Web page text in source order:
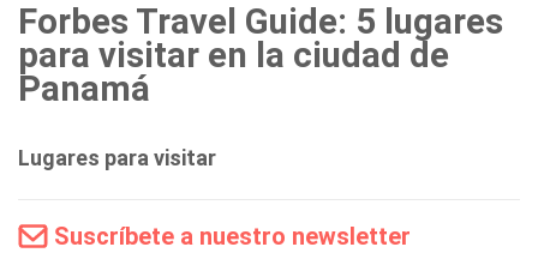
Forbes Travel Guide: 5 lugares
para visitar en la ciudad de
Panamá
Lugares para visitar
Suscríbete a nuestro newsletter